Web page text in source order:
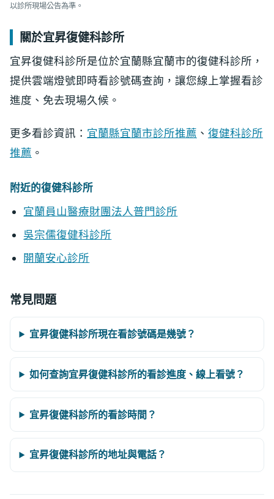
以診所現場公告為準。
關於宜昇復健科診所
宜昇復健科診所是位於宜蘭縣宜蘭市的復健科診所，
提供雲端燈號即時看診號碼查詢，讓您線上掌握看診
進度、免去現場久候。
更多看診資訊： 宜蘭縣宜蘭市診所推薦 、 復健科診所
推薦 。
附近的復健科診所
宜蘭員山醫療財團法人普門診所
吳宗儒復健科診所
開蘭安心診所
常見問題
宜昇復健科診所現在看診號碼是幾號？
如何查詢宜昇復健科診所的看診進度、線上看號？
宜昇復健科診所的看診時間？
宜昇復健科診所的地址與電話？